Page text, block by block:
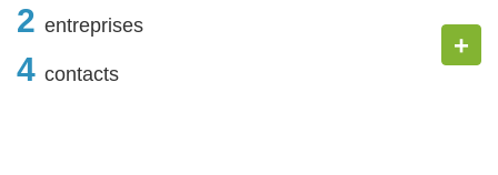
2 entreprises
4 contacts
+